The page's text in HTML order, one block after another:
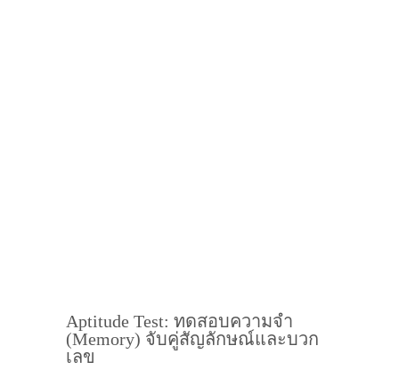
Aptitude Test: ทดสอบความจำ
(Memory) จับคู่สัญลักษณ์และบวก
เลข